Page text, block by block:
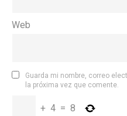
Web
Guarda mi nombre, correo
la próxima vez que comente.
+ 4 = 8